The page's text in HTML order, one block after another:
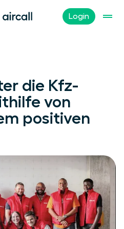
Login
die Kfz-
von
positiven